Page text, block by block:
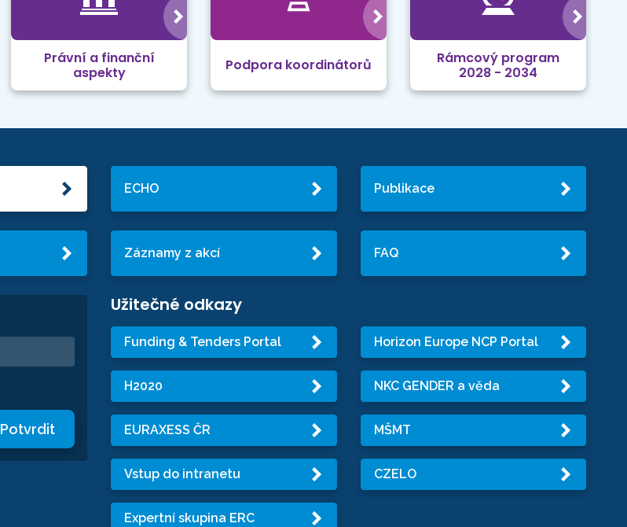
Právní a finanční
aspekty
Podpora koordinátorů
Rámcový program
2028 - 2034
Potvrdit
ECHO Publikace
Záznamy z akcí FAQ
Užitečné odkazy
Funding & Tenders Portal Horizon Europe NCP Portal
H2020 NKC GENDER a věda
EURAXESS ČR MŠMT
Vstup do intranetu CZELO
Expertní skupina ERC